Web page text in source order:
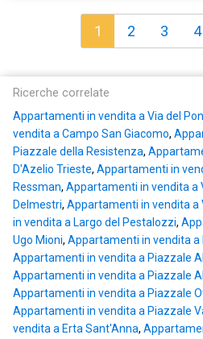
1 2 3 4
Ricerche correlate
Appartamenti in vendita a Via del
vendita a Campo San Giacomo,
Piazzale della Resistenza,
D'Azelio Trieste, Appartamenti in
Ressman, Appartamenti in vendita a
Delmestri, Appartamenti in vendita a
in vendita a Largo del Pestalozzi,
Ugo Mioni, Appartamenti in vendita a
Appartamenti in vendita a Piazzale
Appartamenti in vendita a Piazzale
Appartamenti in vendita a Piazzale
Appartamenti in vendita a Piazzale
vendita a Erta Sant'Anna,